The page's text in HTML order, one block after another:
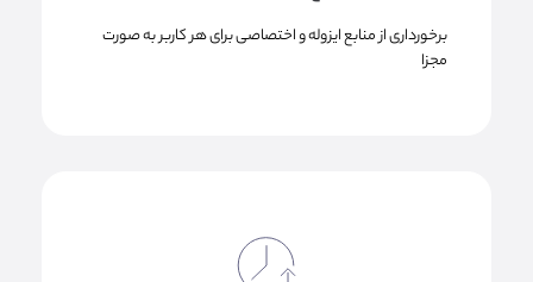
برخورداری از منابع ایزوله و اختصاصی برای هر کاربر به صورت
مجزا